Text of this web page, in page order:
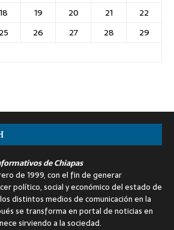
18 19 20 21
22
25 26 27 28
29
de Chiapas
de 1999, con el fin de generar
político, social y económico del estado de
distintos medios de comunicación en la
se transforma en portal de noticias en
sirviendo a la sociedad.